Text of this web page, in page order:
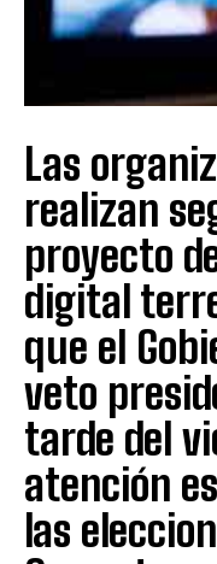
Las
realizan
proyecto
digital
que el
veto
tarde del
atención
las